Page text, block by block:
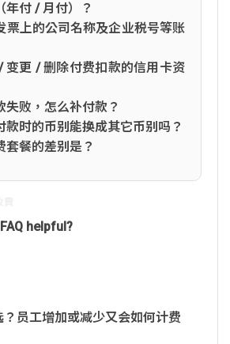
年付 / 月付）？
票上的公司名称及企业税号等账
变更 / 删除付费扣款的信用卡资
失败，怎么补付款？
款时的币别能换成其它币别吗？
套餐的差别是？
helpful?
员工增加或减少又会如何计费